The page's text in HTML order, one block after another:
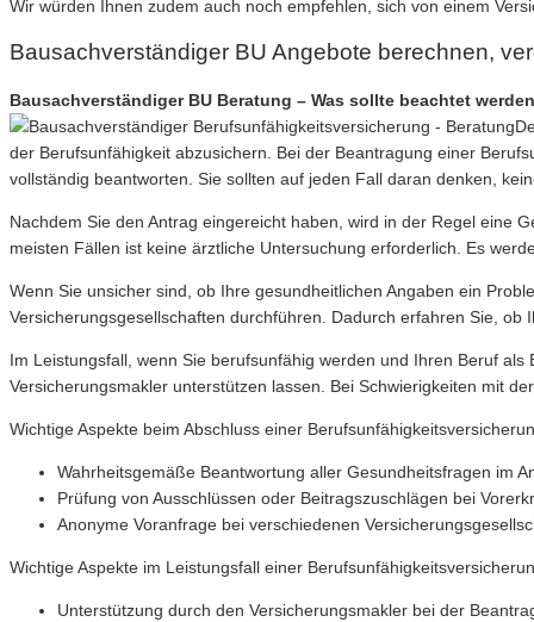
Wir würden Ihnen zudem auch noch empfehlen, sich von einem
Bausachverständiger BU Angebote berechnen,
Bausachverständiger BU Beratung – Was sollte beachtet
der Berufsunfähigkeit abzusichern. Bei der Beantragung einer
vollständig beantworten. Sie sollten auf jeden Fall daran denken,
Nachdem Sie den Antrag eingereicht haben, wird in der Regel eine
meisten Fällen ist keine ärztliche Untersuchung erforderlich. Es
Wenn Sie unsicher sind, ob Ihre gesundheitlichen Angaben ein
Versicherungsgesellschaften durchführen. Dadurch erfahren Sie,
Im Leistungsfall, wenn Sie berufsunfähig werden und Ihren Beruf
Versicherungsmakler unterstützen lassen. Bei Schwierigkeiten mit
Wichtige Aspekte beim Abschluss einer
Wahrheitsgemäße Beantwortung aller Gesundheitsfragen im
Prüfung von Ausschlüssen oder Beitragszuschlägen bei
Anonyme Voranfrage bei verschiedenen
Wichtige Aspekte im Leistungsfall einer
Unterstützung durch den Versicherungsmakler bei der